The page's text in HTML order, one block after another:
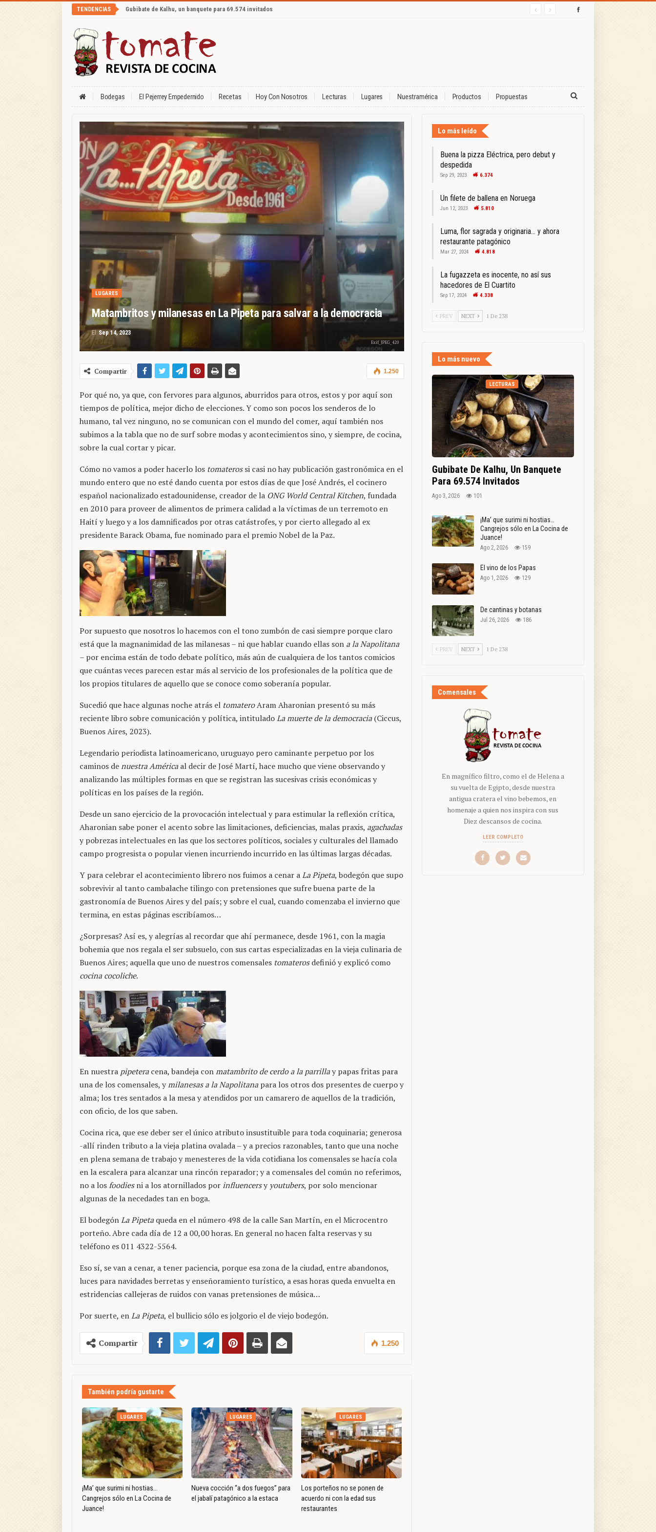
TENDENCIAS Gubibate de Kalhu, un banquete para 69.574 invitados
Bodegas El Pejerrey Empedernido Recetas Hoy Con Nosotros Lecturas Lugares Nuestramérica Productos Propuestas
LUGARES
Matambritos y milanesas en La Pipeta para salvar a la democracia
El Sep 14, 2023
Exif_JPEG_420
1.250
Compartir
Por qué no, ya que, con fervores para algunos, aburridos para otros, estos y por aquí son
tiempos de política, mejor dicho de elecciones. Y como son pocos los senderos de lo
humano, tal vez ninguno, no se comunican con el mundo del comer, aquí también nos
subimos a la tabla que no de surf sobre modas y acontecimientos sino, y siempre, de cocina,
sobre la cual cortar y picar.
Cómo no vamos a poder hacerlo los tomaterossi casi no hay publicación gastronómica en el
mundo entero que no esté dando cuenta por estos días de que José Andrés, el cocinero
español nacionalizado estadounidense, creador de la ONG World Central Kitchen, fundada
en 2010 para proveer de alimentos de primera calidad a la víctimas de un terremoto en
Haití y luego y a los damnificados por otras catástrofes, y por cierto allegado al ex
presidente Barack Obama, fue nominado para el premio Nobel de la Paz.
Por supuesto que nosotros lo hacemos con el tono zumbón de casi siempre porque claro
está que la magnanimidad de las milanesas – ni que hablar cuando ellas son a la Napolitana
– por encima están de todo debate político, más aún de cualquiera de los tantos comicios
que cuántas veces parecen estar más al servicio de los profesionales de la política que de
los propios titulares de aquello que se conoce como soberanía popular.
Sucedió que hace algunas noche atrás el tomateroAram Aharonian presentó su más
reciente libro sobre comunicación y política, intituladoLa muerte de la democracia(Ciccus,
Buenos Aires, 2023).
Legendario periodista latinoamericano, uruguayo pero caminante perpetuo por los
caminos denuestra Américaal decir de José Martí, hace mucho que viene observando y
analizando las múltiples formas en que se registran las sucesivas crisis económicas y
políticas en los países de la región.
Desde un sano ejercicio de la provocación intelectual y para estimular la reflexión crítica,
Aharonian sabe poner el acento sobre las limitaciones, deficiencias, malas praxis, agachadas
y pobrezas intelectuales en las que los sectores políticos, sociales y culturales del llamado
campo progresista o popular vienen incurriendo incurrido en las últimas largas décadas.
Y para celebrar el acontecimiento librero nos fuimos a cenar aLa Pipeta, bodegón que supo
sobrevivir al tanto cambalache tilingo con pretensiones que sufre buena parte de la
gastronomía de Buenos Aires y del país; y sobre el cual, cuando comenzaba el invierno que
termina, en estas páginas escribíamos…
¿Sorpresas? Así es, y alegrías al recordar que ahí permanece, desde 1961, con la magia
bohemia que nos regala el ser subsuelo, con sus cartas especializadas en la vieja culinaria de
Buenos Aires; aquella que uno de nuestros comensales tomaterosdefinió y explicó como
cocina cocoliche.
En nuestra pipeteracena, bandeja conmatambrito de cerdo a la parrillay papas fritas para
una de los comensales, ymilanesas a la Napolitanapara los otros dos presentes de cuerpo y
alma; los tres sentados a la mesa y atendidos por un camarero de aquellos de la tradición,
con oficio, de los que saben.
Cocina rica, que ese deber ser el único atributo insustituible para toda coquinaria; generosa
-allí rinden tributo a la vieja platina ovalada – y a precios razonables, tanto que una noche
en plena semana de trabajo y menesteres de la vida cotidiana los comensales se hacía cola
en la escalera para alcanzar una rincón reparador; y a comensales del común no referimos,
no a losfoodiesni a los atornillados porinfluencersyyoutubers, por solo mencionar
algunas de la necedades tan en boga.
El bodegónLa Pipetaqueda en el número 498 de la calle San Martín, en el Microcentro
porteño. Abre cada día de 12 a 00,00 horas. En general no hacen falta reservas y su
teléfono es 011 4322-5564.
Eso sí, se van a cenar, a tener paciencia, porque esa zona de la ciudad, entre abandonos,
luces para navidades berretas y enseñoramiento turístico, a esas horas queda envuelta en
estridencias callejeras de ruidos con vanas pretensiones de música…
Por suerte, enLa Pipeta, el bullicio sólo es jolgorio el de viejo bodegón.
1.250
Compartir
También podría gustarte
LUGARES
¡Ma’ que surimi ni hostias…
Cangrejos sólo en La Cocina de
Juance!
LUGARES
Nueva cocción “a dos fuegos” para
el jabalí patagónico a la estaca
LUGARES
Los porteños no se ponen de
acuerdo ni con la edad sus
restaurantes
Lo más leído
Buena la pizza Eléctrica, pero debut y
despedida
Sep 29, 2023 6.374
Un filete de ballena en Noruega
Jun 12, 2023 5.810
Luma, flor sagrada y originaria… y ahora
restaurante patagónico
Mar 27, 2024 4.818
La fugazzeta es inocente, no así sus
hacedores de El Cuartito
Sep 17, 2024 4.338
PREV NEXT 1 De 238
Lo más nuevo
LECTURAS
Gubibate De Kalhu, Un Banquete
Para 69.574 Invitados
Ago 3, 2026 101
¡Ma’ que surimi ni hostias…
Cangrejos sólo en La Cocina de
Juance!
Ago 2, 2026 159
El vino de los Papas
Ago 1, 2026 129
De cantinas y botanas
Jul 26, 2026 186
PREV NEXT 1 De 238
Comensales
En magnífico filtro, como el de Helena a
su vuelta de Egipto, desde nuestra
antigua cratera el vino bebemos, en
homenaje a quien nos inspira con sus
Diez descansos de cocina.
LEER COMPLETO